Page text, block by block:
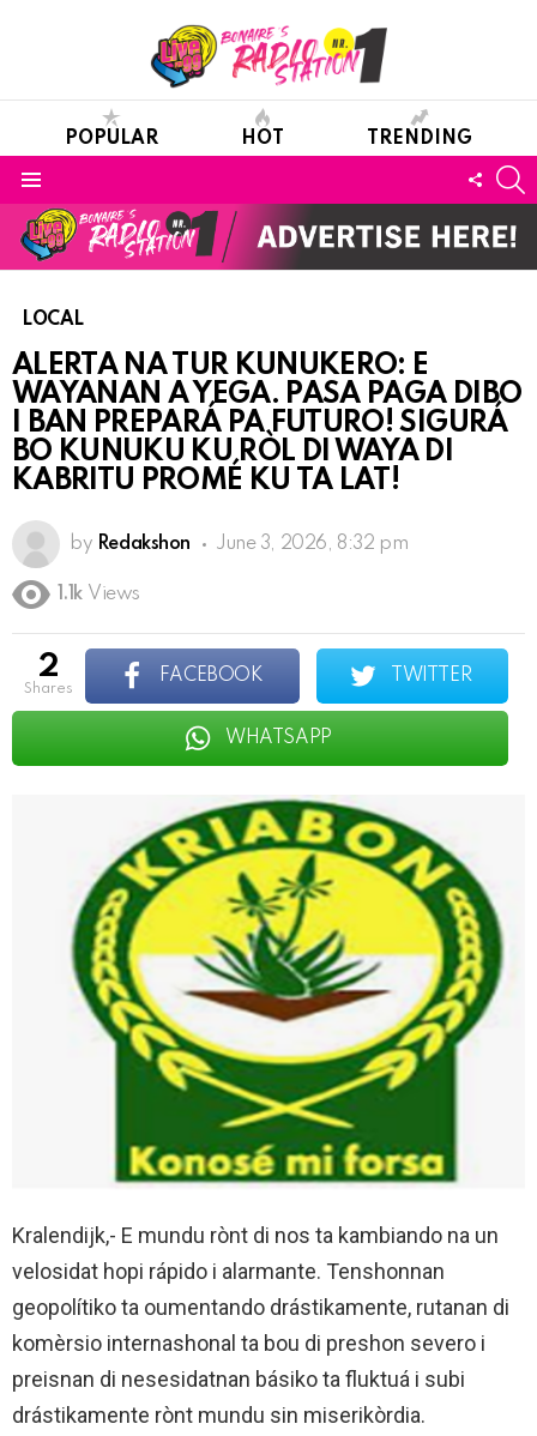
POPULAR HOT TRENDING
LOCAL
ALERTA NA TUR KUNUKERO: E
WAYANAN A YEGA. PASA PAGA DIBO
I BAN PREPARÁ PA FUTURO! SIGURÁ
BO KUNUKU KU RÒL DI WAYA DI
KABRITU PROMÉ KU TA LAT!
by Redakshon June 3, 2026, 8:32 pm
1.1k Views
2
shares
FACEBOOK TWITTER
WHATSAPP
Kralendijk,- E mundu rònt di nos ta kambiando na un
velosidat hopi rápido i alarmante. Tenshonnan
geopolítiko ta oumentando drástikamente, rutanan di
komèrsio internashonal ta bou di preshon severo i
preisnan di nesesidatnan básiko ta fluktuá i subi
drástikamente rònt mundu sin miserikòrdia.